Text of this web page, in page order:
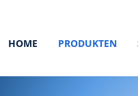
HOME PRODUKTEN